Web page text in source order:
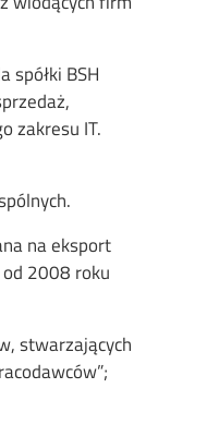
spółki BSH
zakresu IT.
na eksport
2008 roku
stwarzających